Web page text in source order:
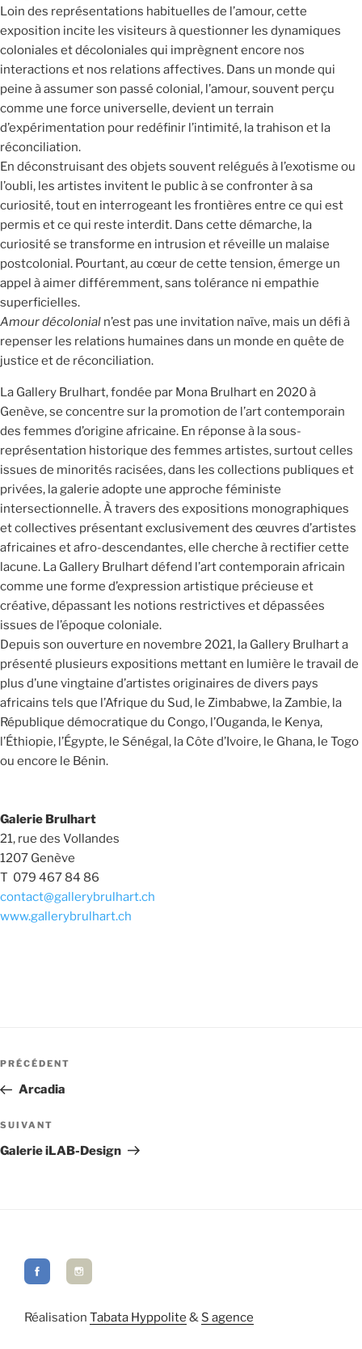
Loin des représentations habituelles de l’amour, cette
exposition incite les visiteurs à questionner les dynamiques
coloniales et décoloniales qui imprègnent encore nos
interactions et nos relations affectives. Dans un monde qui
peine à assumer son passé colonial, l’amour, souvent perçu
comme une force universelle, devient un terrain
d’expérimentation pour redéfinir l’intimité, la trahison et la
réconciliation.
En déconstruisant des objets souvent relégués à l’exotisme ou
l’oubli, les artistes invitent le public à se confronter à sa
curiosité, tout en interrogeant les frontières entre ce qui est
permis et ce qui reste interdit. Dans cette démarche, la
curiosité se transforme en intrusion et réveille un malaise
postcolonial. Pourtant, au cœur de cette tension, émerge un
appel à aimer différemment, sans tolérance ni empathie
superficielles.
Amour décolonial n’est pas une invitation naïve, mais un défi à
repenser les relations humaines dans un monde en quête de
justice et de réconciliation.
La Gallery Brulhart, fondée par Mona Brulhart en 2020 à
Genève, se concentre sur la promotion de l’art contemporain
des femmes d’origine africaine. En réponse à la sous-
représentation historique des femmes artistes, surtout celles
issues de minorités racisées, dans les collections publiques et
privées, la galerie adopte une approche féministe
intersectionnelle. À travers des expositions monographiques
et collectives présentant exclusivement des œuvres d’artistes
africaines et afro-descendantes, elle cherche à rectifier cette
lacune. La Gallery Brulhart défend l’art contemporain africain
comme une forme d’expression artistique précieuse et
créative, dépassant les notions restrictives et dépassées
issues de l’époque coloniale.
Depuis son ouverture en novembre 2021, la Gallery Brulhart a
présenté plusieurs expositions mettant en lumière le travail de
plus d’une vingtaine d’artistes originaires de divers pays
africains tels que l’Afrique du Sud, le Zimbabwe, la Zambie, la
République démocratique du Congo, l’Ouganda, le Kenya,
l’Éthiopie, l’Égypte, le Sénégal, la Côte d’Ivoire, le Ghana, le Togo
ou encore le Bénin.
Galerie Brulhart
21, rue des Vollandes
1207 Genève
T 079 467 84 86
contact@gallerybrulhart.ch
www.gallerybrulhart.ch
de
l’article
Article
précédent
PRÉCÉDENT
Arcadia
Article
suivant
SUIVANT
Galerie iLAB-Design
Réalisation Tabata Hyppolite & S agence